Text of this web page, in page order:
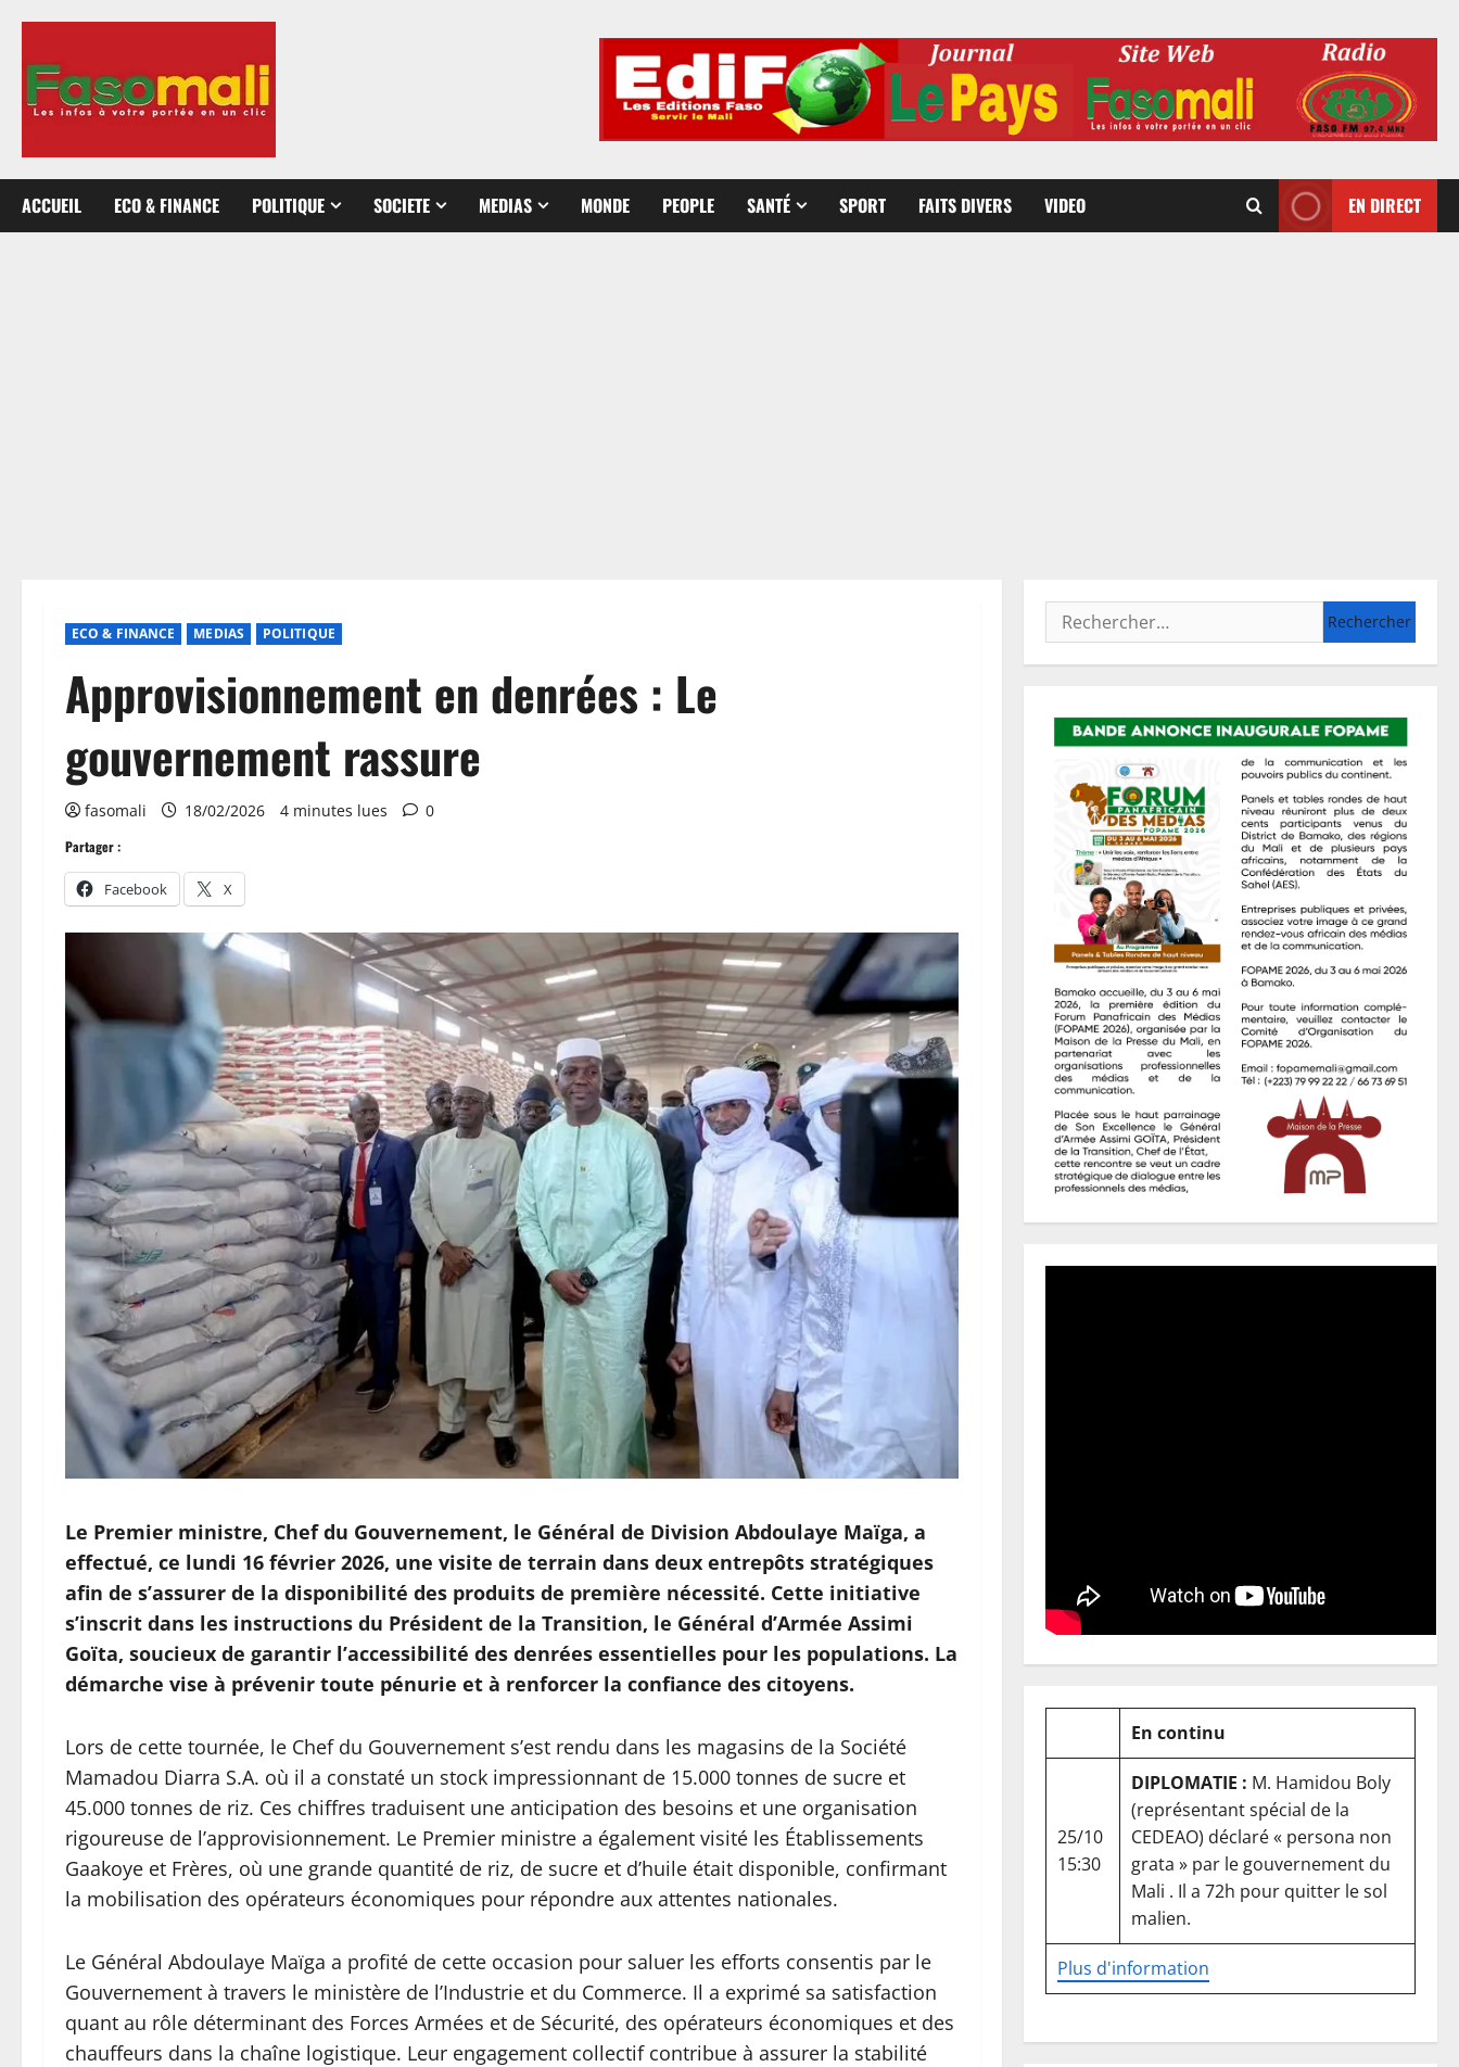
contenu
ACCUEIL ECO & FINANCE POLITIQUE SOCIETE MEDIAS MONDE PEOPLE SANTÉ SPORT FAITS DIVERS VIDEO EN DIRECT
ECO & FINANCE MEDIAS POLITIQUE
Approvisionnement en denrées : Le
gouvernement rassure
fasomali 18/02/2026 4 minutes lues 0
Partager :
Facebook X
Le Premier ministre, Chef du Gouvernement, le Général de Division Abdoulaye Maïga, a
effectué, ce lundi 16 février 2026, une visite de terrain dans deux entrepôts stratégiques
afin de s’assurer de la disponibilité des produits de première nécessité. Cette initiative
s’inscrit dans les instructions du Président de la Transition, le Général d’Armée Assimi
Goïta, soucieux de garantir l’accessibilité des denrées essentielles pour les populations. La
démarche vise à prévenir toute pénurie et à renforcer la confiance des citoyens.
Lors de cette tournée, le Chef du Gouvernement s’est rendu dans les magasins de la Société
Mamadou Diarra S.A. où il a constaté un stock impressionnant de 15.000 tonnes de sucre et
45.000 tonnes de riz. Ces chiffres traduisent une anticipation des besoins et une organisation
rigoureuse de l’approvisionnement. Le Premier ministre a également visité les Établissements
Gaakoye et Frères, où une grande quantité de riz, de sucre et d’huile était disponible, confirmant
la mobilisation des opérateurs économiques pour répondre aux attentes nationales.
Le Général Abdoulaye Maïga a profité de cette occasion pour saluer les efforts consentis par le
Gouvernement à travers le ministère de l’Industrie et du Commerce. Il a exprimé sa satisfaction
quant au rôle déterminant des Forces Armées et de Sécurité, des opérateurs économiques et des
chauffeurs dans la chaîne logistique. Leur engagement collectif contribue à assurer la stabilité
Rechercher :
En continu
Plus d'information
25/10
15:30
DIPLOMATIE : M. Hamidou Boly
(représentant spécial de la
CEDEAO) déclaré « persona non
grata » par le gouvernement du
Mali . Il a 72h pour quitter le sol
malien.